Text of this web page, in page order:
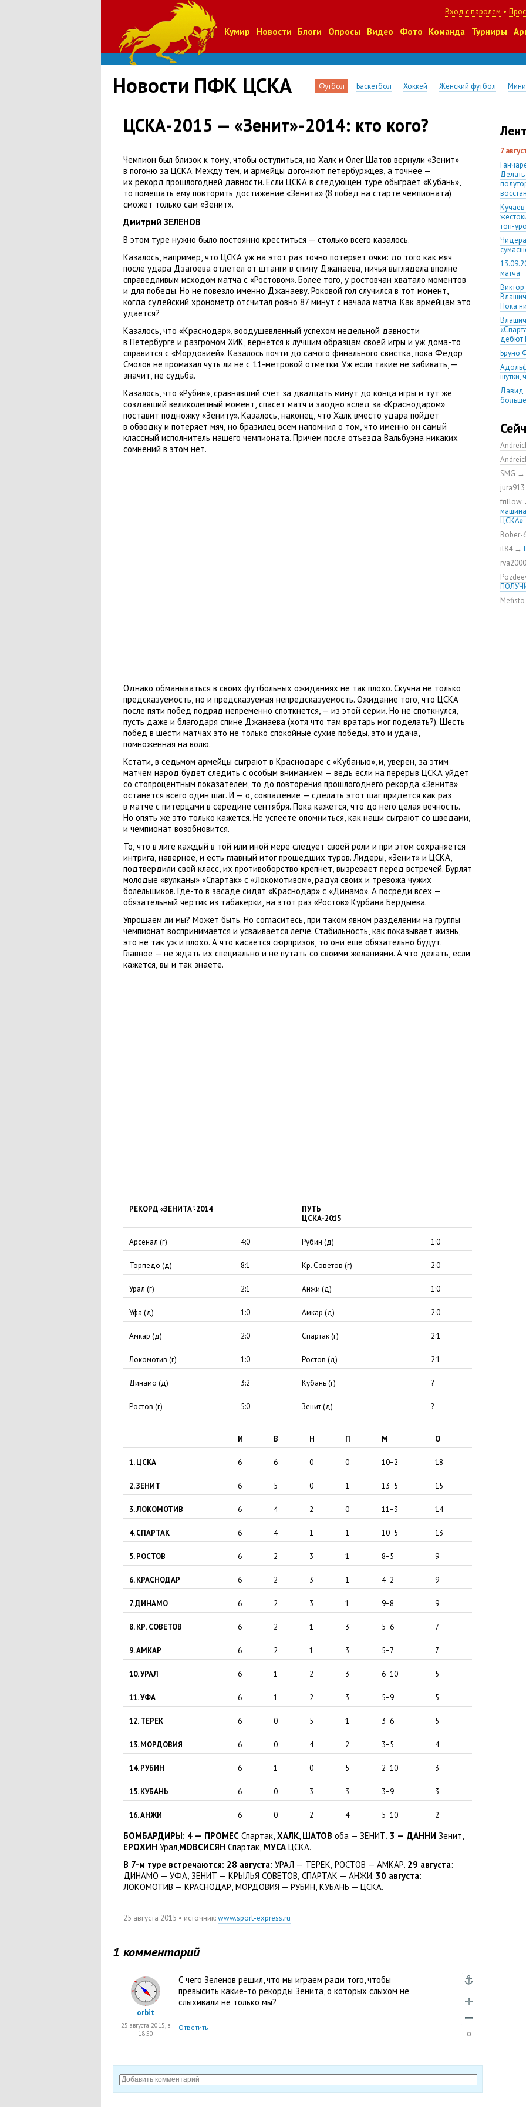
Вход с паролем •
Кумир Новости Блоги Опросы Видео Фото Команда Турниры
Новости ПФК ЦСКА Футбол Баскетбол Хоккей Женский футбол
ЦСКА-2015 — «Зенит»-2014: кто кого?
Чемпион был близок к тому, чтобы оступиться, но Халк и Олег Шатов вернули «Зенит»
в погоню за ЦСКА. Между тем, и армейцы догоняют петербуржцев, а точнее —
их рекорд прошлогодней давности. Если ЦСКА в следующем туре обыграет «Кубань»,
то помешать ему повторить достижение «Зенита» (8 побед на старте чемпионата)
сможет только сам «Зенит».
Дмитрий ЗЕЛЕНОВ
В этом туре нужно было постоянно креститься — столько всего казалось.
Казалось, например, что ЦСКА уж на этот раз точно потеряет очки: до того как мяч
после удара Дзагоева отлетел от штанги в спину Джанаева, ничья выглядела вполне
справедливым исходом матча с «Ростовом». Более того, у ростовчан хватало моментов
и для победы. Но не повезло именно Джанаеву. Роковой гол случился в тот момент,
когда судейский хронометр отсчитал ровно 87 минут с начала матча. Как армейцам это
удается?
Казалось, что «Краснодар», воодушевленный успехом недельной давности
в Петербурге и разгромом ХИК, вернется к лучшим образцам своей игры и уж дома-то
справится с «Мордовией». Казалось почти до самого финального свистка, пока Федор
Смолов не промазал чуть ли не с 11-метровой отметки. Уж если такие не забивать, —
значит, не судьба.
Казалось, что «Рубин», сравнявший счет за двадцать минут до конца игры и тут же
создавший великолепный момент, спасет матч и заодно вслед за «Краснодаром»
поставит подножку «Зениту». Казалось, наконец, что Халк вместо удара пойдет
в обводку и потеряет мяч, но бразилец всем напомнил о том, что именно он самый
классный исполнитель нашего чемпионата. Причем после отъезда Вальбуэна никаких
сомнений в этом нет.
Однако обманываться в своих футбольных ожиданиях не так плохо. Скучна не только
предсказуемость, но и предсказуемая непредсказуемость. Ожидание того, что ЦСКА
после пяти побед подряд непременно споткнется, — из этой серии. Но не споткнулся,
пусть даже и благодаря спине Джанаева (хотя что там вратарь мог поделать?). Шесть
побед в шести матчах это не только спокойные сухие победы, это и удача,
помноженная на волю.
Кстати, в седьмом армейцы сыграют в Краснодаре с «Кубанью», и, уверен, за этим
матчем народ будет следить с особым вниманием — ведь если на перерыв ЦСКА уйдет
со стопроцентным показателем, то до повторения прошлогоднего рекорда «Зенита»
останется всего один шаг. И — о, совпадение — сделать этот шаг придется как раз
в матче с питерцами в середине сентября. Пока кажется, что до него целая вечность.
Но опять же это только кажется. Не успеете опомниться, как наши сыграют со шведами,
и чемпионат возобновится.
То, что в лиге каждый в той или иной мере следует своей роли и при этом сохраняется
интрига, наверное, и есть главный итог прошедших туров. Лидеры, «Зенит» и ЦСКА,
подтвердили свой класс, их противоборство крепнет, вызревает перед встречей. Бурлят
молодые «вулканы» «Спартак» с «Локомотивом», радуя своих и тревожа чужих
болельщиков. Где-то в засаде сидят «Краснодар» с «Динамо». А посреди всех —
обязательный чертик из табакерки, на этот раз «Ростов» Курбана Бердыева.
Упрощаем ли мы? Может быть. Но согласитесь, при таком явном разделении на группы
чемпионат воспринимается и усваивается легче. Стабильность, как показывает жизнь,
это не так уж и плохо. А что касается сюрпризов, то они еще обязательно будут.
Главное — не ждать их специально и не путать со своими желаниями. А что делать, если
кажется, вы и так знаете.
РЕКОРД «ЗЕНИТА"-2014
ПУТЬ
ЦСКА-2015
Арсенал (г) 4:0 Рубин (д) 1:0
Торпедо (д) 8:1 Кр. Советов (г) 2:0
Урал (г) 2:1 Анжи (д) 1:0
Уфа (д) 1:0 Амкар (д) 2:0
Амкар (д) 2:0 Спартак(г) 2:1
Локомотив (г) 1:0 Ростов (д) 2:1
Динамо (д) 3:2 Кубань(г) ?
Ростов (г) 5:0 Зенит(д) ?
И В Н П М О
1. ЦСКА 6 6 0 0 10−2 18
2. ЗЕНИТ 6 5 0 1 13−5 15
3. ЛОКОМОТИВ 6 4 2 0 11−3 14
4. СПАРТАК 6 4 1 1 10−5 13
5. РОСТОВ 6 2 3 1 8−5 9
6. КРАСНОДАР 6 2 3 1 4−2 9
7. ДИНАМО 6 2 3 1 9−8 9
8. КР. СОВЕТОВ 6 2 1 3 5−6 7
9. АМКАР 6 2 1 3 5−7 7
10. УРАЛ 6 1 2 3 6−10 5
11. УФА 6 1 2 3 5−9 5
12. ТЕРЕК 6 0 5 1 3−6 5
13. МОРДОВИЯ 6 0 4 2 3−5 4
14. РУБИН 6 1 0 5 2−10 3
15. КУБАНЬ 6 0 3 3 3−9 3
16. АНЖИ 6 0 2 4 5−10 2
БОМБАРДИРЫ: 4 — ПРОМЕС Спартак, ХАЛК, ШАТОВ оба — ЗЕНИТ. 3 — ДАННИ Зенит,
ЕРОХИН Урал,МОВСИСЯН Спартак, МУСА ЦСКА.
В 7-м туре встречаются: 28 августа: УРАЛ — ТЕРЕК, РОСТОВ — АМКАР. 29 августа:
ДИНАМО — УФА, ЗЕНИТ — КРЫЛЬЯ СОВЕТОВ, СПАРТАК — АНЖИ. 30 августа:
ЛОКОМОТИВ — КРАСНОДАР, МОРДОВИЯ — РУБИН, КУБАНЬ — ЦСКА.
25 августа 2015 • источник:www.sport-express.ru
1 комментарий
С чего Зеленов решил, что мы играем ради того, чтобы
превысить какие-то рекорды Зенита, о которых слыхом не
слыхивали не только мы?
Ответить
orbit
25 августа 2015, в
18:50
0
7
топ-
матча
Пока
дебют
Бруно
шутки,
Давид
матча
на
но
мяча»
ЦСКА
нового
SMG →
jura913
frillow
ЦСКА»
Bober-
il84→
rva2000
Mefisto